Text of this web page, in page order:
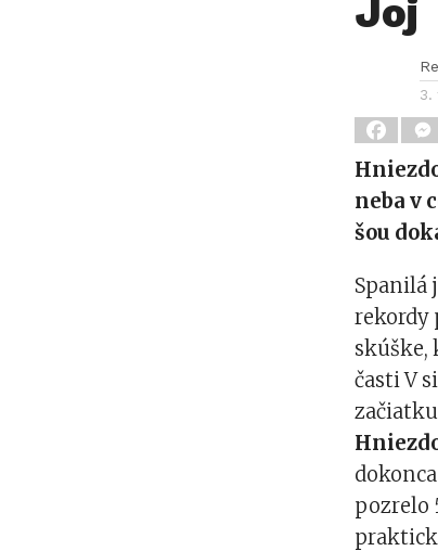
Joj
3.
neba v
šou
Spanilá
rekordy
skúške,
časti V
pozrelo